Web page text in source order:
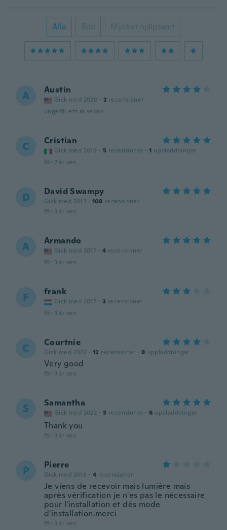
Alla Bild Mycket hjälpsamt
A Austin
Gick med 2020 · 2 recensioner
ungefär ett år sedan
C Cristian
Gick med 2019 · 5 recensioner · 1 uppladdningar
för 2 år sen
D David Swampy
Gick med 2012 · 108 recensioner
för 3 år sen
A Armando
Gick med 2017 · 4 recensioner
för 3 år sen
F frank
Gick med 2017 · 3 recensioner
för 3 år sen
C Courtnie
Gick med 2022 · 12 recensioner · 8 uppladdningar
Very good
för 3 år sen
S Samantha
Gick med 2022 · 3 recensioner · 6 uppladdningar
Thank you
för 3 år sen
P Pierre
Gick med 2018 · 4 recensioner
Je viens de recevoir mais lumière mais
après vérification je n'es pas le nécessaire
pour l'installation et dès mode
d'installation.merci
för 3 år sen